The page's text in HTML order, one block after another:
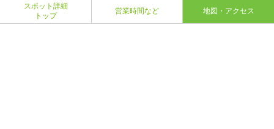
スポット詳細
トップ
営業時間など 地図・アクセス